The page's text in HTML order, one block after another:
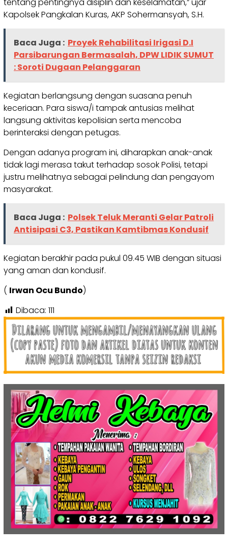
Kapolsek Pangkalan Kuras, AKP Sohermansyah, S.H.
Baca Juga : Proyek Rehabilitasi Irigasi D.I
Parsibarungan Bermasalah, DPW LIDIK SUMUT
: Soroti Dugaan Pelanggaran
Kegiatan berlangsung dengan suasana penuh
keceriaan. Para siswa/i tampak antusias melihat
langsung aktivitas kepolisian serta mencoba
berinteraksi dengan petugas.
Dengan adanya program ini, diharapkan anak-anak
tidak lagi merasa takut terhadap sosok Polisi, tetapi
justru melihatnya sebagai pelindung dan pengayom
masyarakat.
Baca Juga : Polsek Teluk Meranti Gelar Patroli
Antisipasi C3, Pastikan Kamtibmas Kondusif
Kegiatan berakhir pada pukul 09.45 WIB dengan situasi
yang aman dan kondusif.
( Irwan Ocu Bundo)
Dibaca: 111